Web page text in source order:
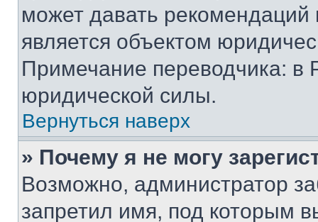
может давать
является объектом
Примечание переводчика: в
юридической силы.
Вернуться наверх
» Почему я не могу
Возможно, администратор
запретил имя, под которым